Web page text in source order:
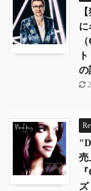
に
の
売
ズ